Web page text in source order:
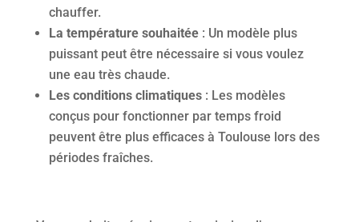
chauffer.
La température souhaitée: Un modèle plus
puissant peut être nécessaire si vous voulez
une eau très chaude.
Les conditions climatiques: Les modèles
conçus pour fonctionner par temps froid
peuvent être plus efficaces à Toulouse lors des
périodes fraîches.